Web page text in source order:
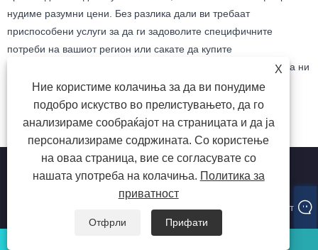
нудиме разумни цени. Без разлика дали ви требаат
приспособени услуги за да ги задоволите специфичните
потреби на вашиот регион или сакате да купите
висококвалитетен Машина за бетонска ферманка, можете да ни
оставите порака преку информациите за контакт на веб-
страницата.
X
Ние користиме колачиња за да ви понудиме
подобро искуство во прелистувањето, да го
анализираме сообраќајот на страницата и да ја
персонализираме содржината. Со користење
на оваа страница, вие се согласувате со
нашата употреба на колачиња. Политика за
приватност
Отфрли
Прифати
Copyright © 2024 Guangzhou Contesen Trading Co., Ltd. Сите
права се задржани.